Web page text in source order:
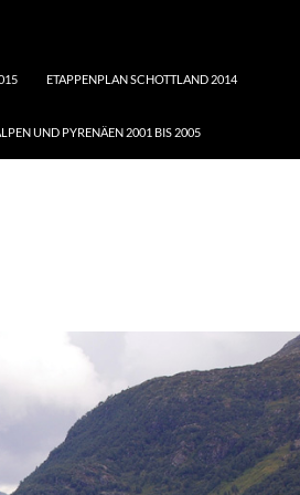
ETAPPENPLAN SCHOTTLAND 2014
UND PYRENÄEN 2001 BIS 2005